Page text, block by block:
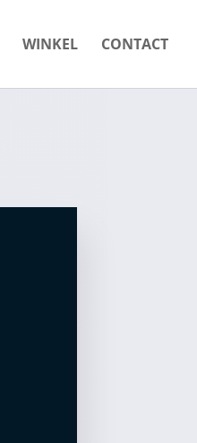
WINKEL CONTACT